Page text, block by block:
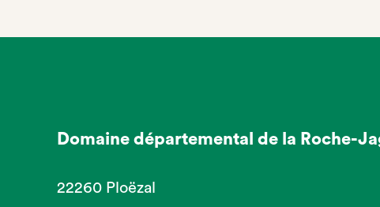
Domaine départemental de la Roche-
22260 Ploëzal